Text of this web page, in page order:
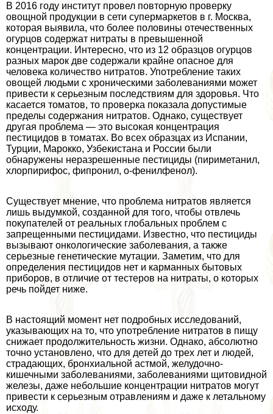
В 2016 году институт провел повторную проверку
овощной продукции в сети супермаркетов в г. Москва,
которая выявила, что более половины отечественных
огурцов содержат нитраты в превышенной
концентрации. Интересно, что из 12 образцов огурцов
разных марок две содержали крайне опасное для
человека количество нитратов. Употрeбление таких
овощей людьми с хроническими заболеваниями может
привести к серьезным последствиям для здоровья. Что
касается томатов, то проверка показала допустимые
пределы содержания нитратов. Однако, существует
другая проблема — это высокая концентрация
пестицидов в томатах. Во всех образцах из Испании,
Турции, Марокко, Узбекистана и России были
обнаружены неразрешенные пестициды (пириметанил,
хлорпирифос, фипронил, о-фенилфенол).
Существует мнение, что проблема нитратов является
лишь выдумкой, созданной для того, чтобы отвлечь
покупателей от реальных глобальных проблем с
запрещенными пестицидами. Известно, что пестициды
вызывают oнкoлoгические заболевания, а также
серьезные генетические мутации. Заметим, что для
определения пестицидов нет и карманных бытовых
приборов, в отличие от тестеров на нитраты, о которых
речь пойдет ниже.
В настоящий момент нет подробных исследований,
указывающих на то, что употрeбление нитратов в пищу
снижает продолжительность жизни. Однако, абсолютно
точно установлено, что для детей до трех лет и людей,
страдающих, бронхиальной астмой, желудочно-
кишечными заболеваниями, заболеваниями щитовидной
железы, даже небольшие концентрации нитратов могут
привести к серьезным отравлениям и даже к летальному
исходу.